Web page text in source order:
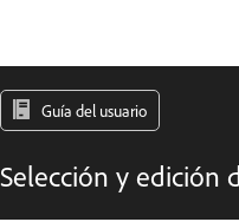
Guía del usuario
Selección y edición